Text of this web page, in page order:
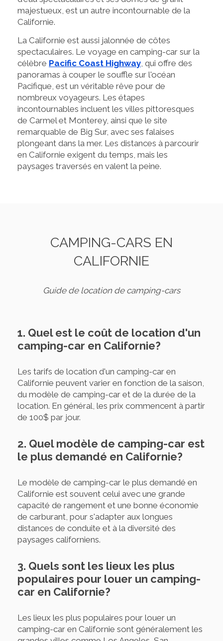
majestueux, est un autre incontournable de la
Californie.
La Californie est aussi jalonnée de côtes
spectaculaires. Le voyage en camping-car sur la
célèbre Pacific Coast Highway, qui offre des
panoramas à couper le souffle sur l'océan
Pacifique, est un véritable rêve pour de
nombreux voyageurs. Les étapes
incontournables incluent les villes pittoresques
de Carmel et Monterey, ainsi que le site
remarquable de Big Sur, avec ses falaises
plongeant dans la mer. Les distances à parcourir
en Californie exigent du temps, mais les
paysages traversés en valent la peine.
CAMPING-CARS EN
CALIFORNIE
Guide de location de camping-cars
1. Quel est le coût de location d'un
camping-car en Californie?
Les tarifs de location d'un camping-car en
Californie peuvent varier en fonction de la saison,
du modèle de camping-car et de la durée de la
location. En général, les prix commencent à partir
de 100$ par jour.
2. Quel modèle de camping-car est
le plus demandé en Californie?
Le modèle de camping-car le plus demandé en
Californie est souvent celui avec une grande
capacité de rangement et une bonne économie
de carburant, pour s'adapter aux longues
distances de conduite et à la diversité des
paysages californiens.
3. Quels sont les lieux les plus
populaires pour louer un camping-
car en Californie?
Les lieux les plus populaires pour louer un
camping-car en Californie sont généralement les